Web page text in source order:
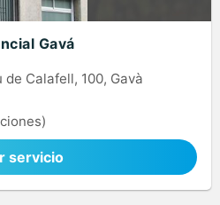
Gavá
Calafell, 100, Gavà
servicio